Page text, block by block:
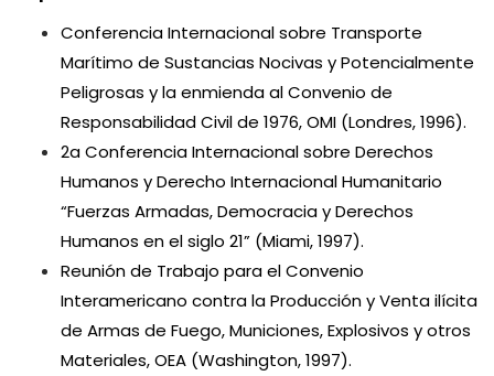
Conferencia Internacional sobre Transporte
Marítimo de Sustancias Nocivas y Potencialmente
Peligrosas y la enmienda al Convenio de
Responsabilidad Civil de 1976, OMI (Londres, 1996).
2a Conferencia Internacional sobre Derechos
Humanos y Derecho Internacional Humanitario
“Fuerzas Armadas, Democracia y Derechos
Humanos en el siglo 21” (Miami, 1997).
Reunión de Trabajo para el Convenio
Interamericano contra la Producción y Venta ilícita
de Armas de Fuego, Municiones, Explosivos y otros
Materiales, OEA (Washington, 1997).